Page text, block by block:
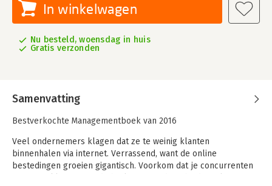
In winkelwagen
Nu besteld, woensdag in huis
Gratis verzonden
Samenvatting
Bestverkochte Managementboek van 2016
Veel ondernemers klagen dat ze te weinig klanten
binnenhalen via internet. Verrassend, want de online
bestedingen groeien gigantisch. Voorkom dat je concurrenten